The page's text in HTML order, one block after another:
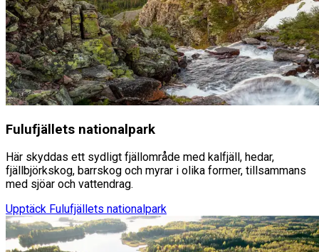
Fulufjällets nationalpark
Här skyddas ett sydligt fjällområde med kalfjäll, hedar,
fjällbjörkskog, barrskog och myrar i olika former, tillsammans
med sjöar och vattendrag.
Upptäck Fulufjällets nationalpark